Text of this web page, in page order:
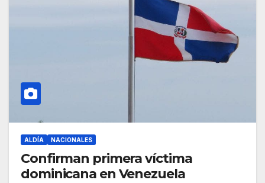
ALDÍA NACIONALES
Confirman primera víctima
dominicana en Venezuela